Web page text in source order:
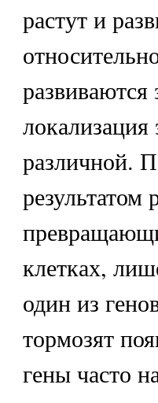
растут и
различной.
результатом
клетках,
один из
тормозят
гены часто